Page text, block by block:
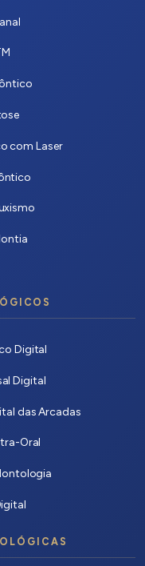
com Laser
Digital
Digital
das Arcadas
Oral